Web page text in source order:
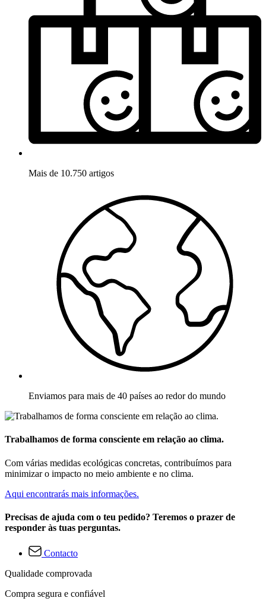
Mais de 10.750 artigos
Enviamos para mais de 40 países ao redor do mundo
Trabalhamos de forma consciente em relação ao clima.
Com várias medidas ecológicas concretas, contribuímos para
minimizar o impacto no meio ambiente e no clima.
Aqui encontrarás mais informações.
Precisas de ajuda com o teu pedido? Teremos o prazer de
responder às tuas perguntas.
Contacto
Qualidade comprovada
Compra segura e confiável